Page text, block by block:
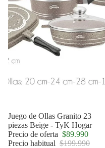
Oferta
Juego de Ollas Granito 23
piezas Beige - TyK Hogar
Precio de oferta $89.990
Precio habitual $199.990